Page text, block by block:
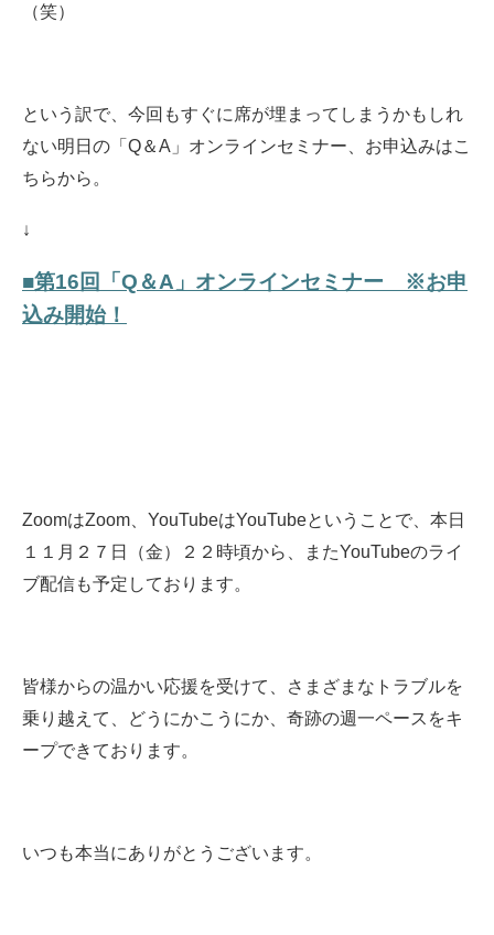
（笑）
という訳で、今回もすぐに席が埋まってしまうかもしれ
ない明日の「Q＆A」オンラインセミナー、お申込みはこ
ちらから。
↓
■第16回「Q＆A」オンラインセミナー ※お申
込み開始！
ZoomはZoom、YouTubeはYouTubeということで、本日
１１月２７日（金）２２時頃から、またYouTubeのライ
ブ配信も予定しております。
皆様からの温かい応援を受けて、さまざまなトラブルを
乗り越えて、どうにかこうにか、奇跡の週一ペースをキ
ープできております。
いつも本当にありがとうございます。